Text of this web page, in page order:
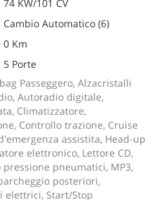
74 KW/101 CV
Cambio Automatico (6)
0 Km
5 Porte
Passeggero, Alzacristalli
Autoradio digitale,
Climatizzatore,
Controllo trazione, Cruise
assistita, Head-up
elettronico, Lettore CD,
pneumatici, MP3,
posteriori,
elettrici, Start/Stop